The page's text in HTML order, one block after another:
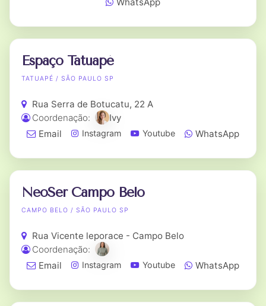
Espaço Tatuapé
TATUAPÉ / SÃO PAULO SP
Rua Serra de Botucatu, 22 A
Coordenação:
Ivy
Email
Instagram Youtube WhatsApp
NeoSer Campo Belo
CAMPO BELO / SÃO PAULO SP
Rua Vicente leporace - Campo Belo
Coordenação:
Email
Instagram Youtube WhatsApp